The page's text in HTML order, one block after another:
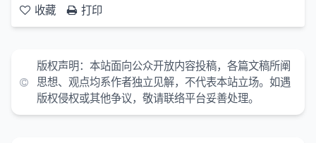
收藏 打印
版权声明：本站面向公众开放内容投稿，各篇文稿所阐
思想、观点均系作者独立见解，不代表本站立场。如遇
版权侵权或其他争议，敬请联络平台妥善处理。